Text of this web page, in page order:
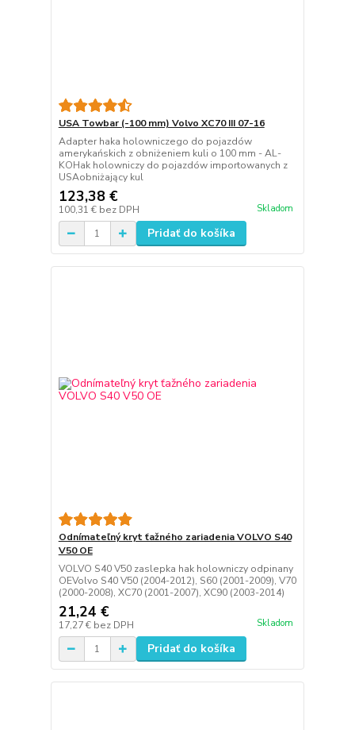
USA Towbar (-100 mm) Volvo XC70 III 07-16
Adapter haka holowniczego do pojazdów
amerykańskich z obniżeniem kuli o 100 mm - AL-
KOHak holowniczy do pojazdów importowanych z
USAobniżający kul
123,38 €
100,31 € bez DPH Skladom
Pridať do košíka
Odnímateľný kryt ťažného zariadenia VOLVO S40
V50 OE
VOLVO S40 V50 zaslepka hak holowniczy odpinany
OEVolvo S40 V50 (2004-2012), S60 (2001-2009), V70
(2000-2008), XC70 (2001-2007), XC90 (2003-2014)
21,24 €
17,27 € bez DPH Skladom
Pridať do košíka